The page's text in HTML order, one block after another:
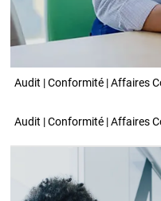
Audit | Conformité | Affaires
Audit | Conformité | Affaires